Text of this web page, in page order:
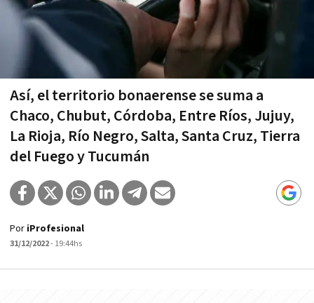
Así, el territorio bonaerense se suma a
Chaco, Chubut, Córdoba, Entre Ríos, Jujuy,
La Rioja, Río Negro, Salta, Santa Cruz, Tierra
del Fuego y Tucumán
Por iProfesional
31/12/2022- 19:44hs